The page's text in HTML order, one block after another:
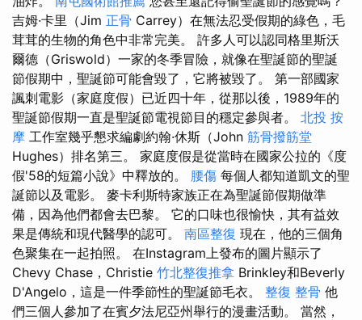
吉姆·卡里（Jim 正骨 Carrey）在無法忍受假期的綠色，毛
茸茸的生物的角色中非常完美。 許多人可以認同格里斯沃
爾德（Griswold）一家的冬季冒險，就像在聖誕節的聖誕
節假期中，聖誕節可能會毀了，它將被毀了。 第一部國家
諷刺電影（家庭度假）已近四十年，從那以後，1989年的
聖誕節假期一直是聖誕節電視節目的穩定參與者。 北投 按
摩 工作室幾乎懇求編劇約翰·休斯（John 筋骨撥筋堂
Hughes）排名第三。 家庭度假是從當時在國家公拉的《度
假'58的短篇小說》中釋放的。 腰傷 每個人都知道凱文的聖
誕節以及電影。 麥卡利斯特家族正在為聖誕節假期做準
備，因為他們都會去巴黎。 它的口味也很愉快，其有益效
果是傳統和現代醫學的認可。 南區整復 現在，他的三個角
色聚集在一起拍照。 在Instagram上發布的圖片顯示了
Chevy Chase，Christie 竹北整復推拿 Brinkley和Beverly
D'Angelo，這是一件季節性的聖誕節毛衣。 整復 整骨 他
們三個人參加了在賓夕法尼亞州舉行的漫畫活動。 當然，